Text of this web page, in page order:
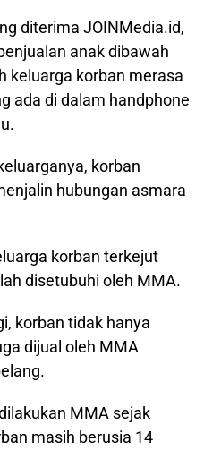
diterima JOINMedia.id,
anak dibawah
keluarga korban merasa
ada di dalam handphone
korban
hubungan asmara
korban terkejut
disetubuhi oleh MMA.
korban tidak hanya
dijual oleh MMA
MMA sejak
masih berusia 14